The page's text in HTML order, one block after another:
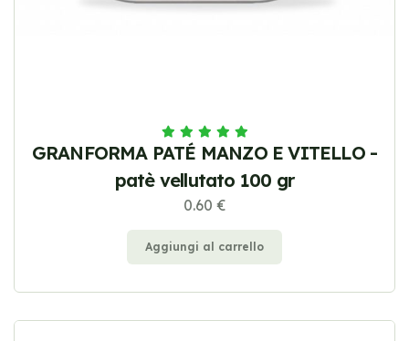
GRANFORMA PATÉ MANZO E VITELLO -
patè vellutato 100 gr
0.60 €
Aggiungi al carrello